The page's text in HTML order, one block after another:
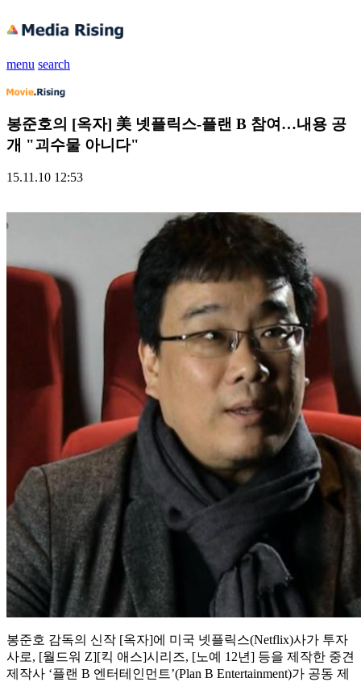
menu search
봉준호의 [옥자] 美 넷플릭스-플랜 B 참여…내용 공
개 "괴수물 아니다"
15.11.10 12:53
봉준호 감독의 신작 [옥자]에 미국 넷플릭스(Netflix)사가 투자
사로, [월드워 Z][킥 애스]시리즈, [노예 12년] 등을 제작한 중견
제작사 ‘플랜 B 엔터테인먼트’(Plan B Entertainment)가 공동 제